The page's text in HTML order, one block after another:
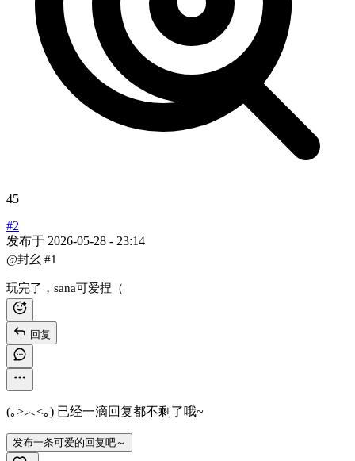
45
#2
发布于 2026-05-28 - 23:14
@封幺 #1
玩完了，sana可爱捏（
回复
(｡>︿<｡) 已经一滴回复都不剩了哦~
发布一条可爱的回复吧～